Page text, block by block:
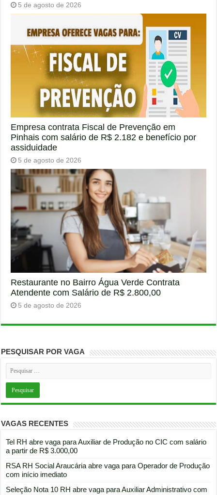
5 de agosto de 2026
Empresa contrata Fiscal de Prevenção em
Pinhais com salário de R$ 2.182 e benefício por
assiduidade
5 de agosto de 2026
Restaurante no Bairro Água Verde Contrata
Atendente com Salário de R$ 2.800,00
5 de agosto de 2026
PESQUISAR POR VAGA
VAGAS RECENTES
Tel RH abre vaga para Auxiliar de Produção no CIC com salário
a partir de R$ 3.000,00
RSA RH Social Araucária abre vaga para Operador de Produção
com início imediato
Seleção Nota 10 RH abre vaga para Auxiliar Administrativo com